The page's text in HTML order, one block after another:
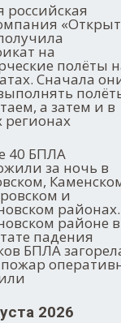
российская
на
полёты
Сначала
а затем и в
регионах
40 БПЛА
за ночь в
и
районе в
падения
БПЛА
2026